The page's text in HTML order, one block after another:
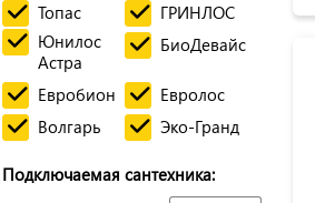
Топас
ГРИНЛОС
Юнилос
Астра
БиоДевайс
Евробион
Евролос
Волгарь
Эко-Гранд
Подключаемая сантехника: